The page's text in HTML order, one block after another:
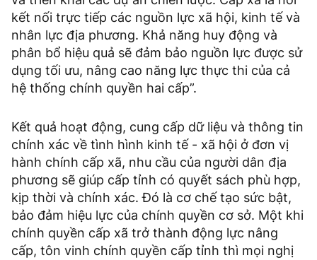
kết nối trực tiếp các nguồn lực xã hội, kinh tế và
nhân lực địa phương. Khả năng huy động và
phân bổ hiệu quả sẽ đảm bảo nguồn lực được sử
dụng tối ưu, nâng cao năng lực thực thi của cả
hệ thống chính quyền hai cấp”.
Kết quả hoạt động, cung cấp dữ liệu và thông tin
chính xác về tình hình kinh tế - xã hội ở đơn vị
hành chính cấp xã, nhu cầu của người dân địa
phương sẽ giúp cấp tỉnh có quyết sách phù hợp,
kịp thời và chính xác. Đó là cơ chế tạo sức bật,
bảo đảm hiệu lực của chính quyền cơ sở. Một khi
chính quyền cấp xã trở thành động lực nâng
cấp, tôn vinh chính quyền cấp tỉnh thì mọi nghị